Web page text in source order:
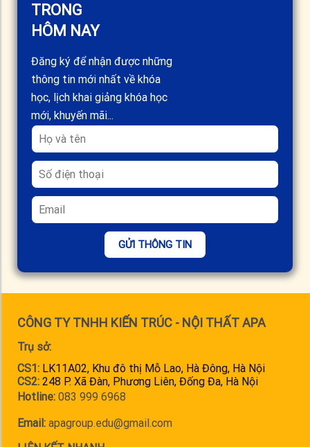
TRONG
HÔM NAY
Đăng ký để nhận được những
thông tin mới nhất về khóa
học, lịch khai giảng khóa học
mới, khuyến mãi...
GỬI THÔNG TIN
CÔNG TY TNHH KIẾN TRÚC - NỘI THẤT APA
Trụ sở:
CS1: LK11A02, Khu đô thị Mỗ Lao, Hà Đông, Hà Nội
CS2: 248 P. Xã Đàn, Phương Liên, Đống Đa, Hà Nội
Hotline: 083 999 6968
Email: apagroup.edu@gmail.com